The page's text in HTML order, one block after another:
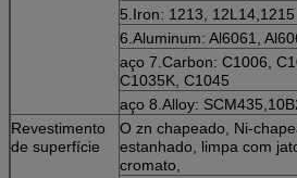
5.Iron: 1213, 12L14,1215
6.Aluminum: Al6061,
aço 7.Carbon: C1006,
C1035K, C1045
aço 8.Alloy:
Revestimento
de superfície
O zn chapeado, Ni-
estanhado, limpa com
cromato,